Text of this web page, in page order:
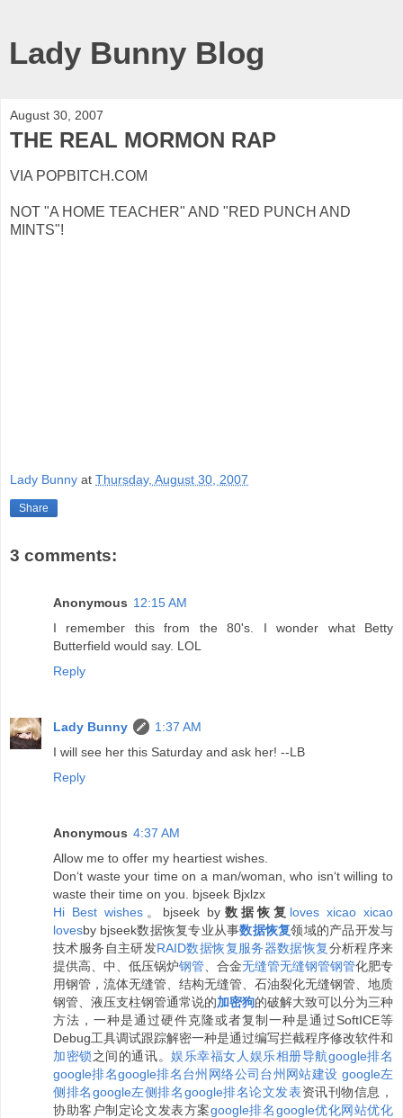
Lady Bunny Blog
August 30, 2007
THE REAL MORMON RAP
VIA POPBITCH.COM
NOT "A HOME TEACHER" AND "RED PUNCH AND
MINTS"!
Lady Bunny at Thursday, August 30, 2007
Share
3 comments:
Anonymous 12:15 AM
I remember this from the 80's. I wonder what Betty
Butterfield would say. LOL
Reply
Lady Bunny
1:37 AM
I will see her this Saturday and ask her! --LB
Reply
Anonymous 4:37 AM
Allow me to offer my heartiest wishes.
Don‘t waste your time on a man/woman, who isn‘t willing to
waste their time on you. bjseek Bjxlzx
Hi Best wishes 。bjseek by 数据恢复 loves xicao xicao
lovesby bjseek数据恢复专业从事数据恢复领域的产品开发与
技术服务自主研发RAID数据恢复服务器数据恢复分析程序来
提供高、中、低压锅炉钢管 、合金无缝管无缝钢管钢管化肥专
用钢管，流体无缝管、结构无缝管、石油裂化无缝钢管、地质
钢管、液压支柱钢管通常说的加密狗的破解大致可以分为三种
方法，一种是通过硬件克隆或者复制一种是通过SoftICE等
Debug工具调试跟踪解密一种是通过编写拦截程序修改软件和
加密锁之间的通讯。娱乐幸福女人 娱乐相册导航google排名
google排名google排名台州网络公司台州网站建设 google左
侧排名google左侧排名google排名论文发表资讯刊物信息，
协助客户制定论文发表方案google排名google优化网站优化